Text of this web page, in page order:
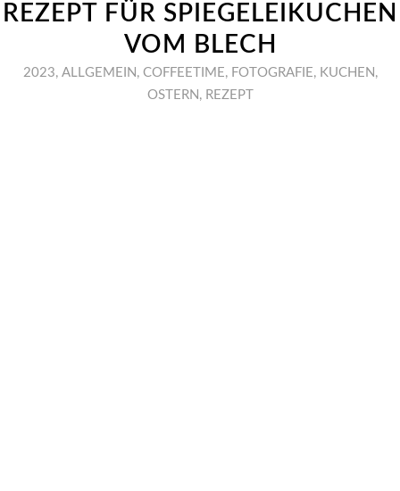
REZEPT FÜR SPIEGELEIKUCHEN
VOM BLECH
2023, ALLGEMEIN , COFFEETIME, FOTOGRAFIE, KUCHEN ,
OSTERN , REZEPT